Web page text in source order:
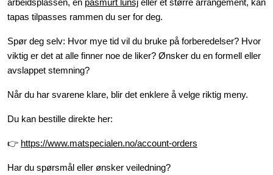
arbeidsplassen, en påsmurt lunsj eller et større arrangement, kan
tapas tilpasses rammen du ser for deg.
Spør deg selv: Hvor mye tid vil du bruke på forberedelser? Hvor
viktig er det at alle finner noe de liker? Ønsker du en formell eller
avslappet stemning?
Når du har svarene klare, blir det enklere å velge riktig meny.
Du kan bestille direkte her:
👉 https://www.matspecialen.no/account-orders
Har du spørsmål eller ønsker veiledning?